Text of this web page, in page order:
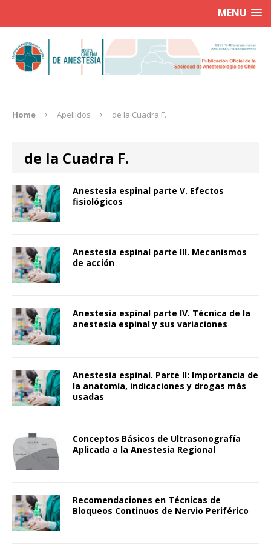
MENU
Home Apellidos de la Cuadra F.
de la Cuadra F.
Anestesia espinal parte V. Efectos
fisiológicos
Anestesia espinal parte III. Mecanismos
de acción
Anestesia espinal parte IV. Técnica de la
anestesia espinal y sus variaciones
Anestesia espinal. Parte II: Importancia de
la anatomía, indicaciones y drogas más
usadas
Conceptos Básicos de Ultrasonografía
Aplicada a la Anestesia Regional
Recomendaciones en Técnicas de
Bloqueos Continuos de Nervio Periférico